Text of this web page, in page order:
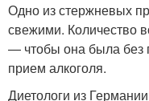
Одно из стержневых
свежими. Количество
— чтобы она была без
прием алкоголя.
Диетологи из